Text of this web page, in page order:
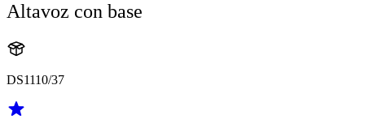
Altavoz con base
DS1110/37